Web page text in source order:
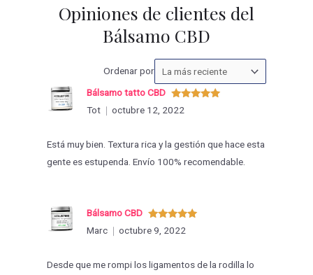
Opiniones de clientes del
Bálsamo CBD
Ordenar porOrdenar
las
Valorado
con
Bálsamo tatto CBD
Tot
octubre 12, 2022
Está muy bien. Textura rica y la gestión que hace esta
gente es estupenda. Envío 100% recomendable.
Valorado
con5de 5
Bálsamo CBD
Marc
octubre 9, 2022
Desde que me rompi los ligamentos de la rodilla lo